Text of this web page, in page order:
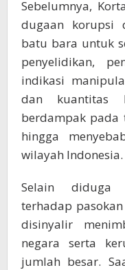
Sebelumnya,
dugaan korupsi
batu bara untuk
penyelidikan,
indikasi
dan kuantitas
berdampak pada
hingga
wilayah Indonesia.
Selain diduga
terhadap
disinyalir
negara serta
jumlah besar.